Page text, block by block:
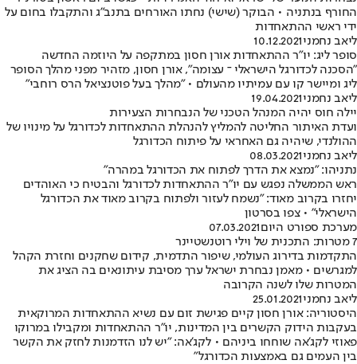
החורף בנתניה • הבוקר (שישי) נחתו האורחים בתנב"ג והתקבלו בחום על
ידי ראשי ההתאחדות
ליאב נחמני10.12.2021
סופר ליג: יו"ר ההתאחדות אורן חסון במתקפה על היוזמה החדשה
"הסכנה לכדורגל הישראלי ־ עצומה", אורן חסון, מזהיר מפני מהלך הסופר
ליג ומיישר קו עם עמיתיו מהעולם • "מהלך בעל פוטנציאל הרס רוחבי"
ליאב נחמני19.04.2021
יילה חוס יהיה המנהל הטכני של הנבחרות הצעירות
ועדת האיתור החליטה להמליץ להנהלת ההתאחדות לכדורגל על מינויו של
ההולנדי, שיהיה גם האחראי על פיתוח הכדורגל
ליאב נחמני08.03.2021
נתניהו: "נמצא את הדרך לפתוח את הכדורגל במהרה"
ראש הממשלה נפגש עם יו"ר ההתאחדות לכדורגל והבטיח כי האוהדים
יחזרו בקרוב מאוד: "נשמח לעזור ולפתוח בקרוב מאוד את הכדורגל
הישראלי" • צפו בסרטון
מערכת ספורט היום07.03.2021
7 מטרות: התכנית של וילי רוטנשטיינר
התקדמות בדירוג העולמי, שיפור התדמית, קידום שחקנים וחזרת הקהל
למגרשים • מאמן נבחרת ישראל ערך מסיבת עיתונאים בה הציג את
המטרות שלו לשנה הקרובה
ליאב נחמני25.01.2021
היסטוריה: אורן חסון קיים פגישת זום עם נשיא ההתאחדות המרוקאית
בעקבות הידוק הקשרים בין המדינות, יו"ר ההתאחדות ומקבילו במרוקו
פאוזי לקג'אה שוחחו ביניהם • לקג'אה: "יש לנו הזדמנות לחזק את הקשר
בין העמים גם באמצעות הכדורגל"